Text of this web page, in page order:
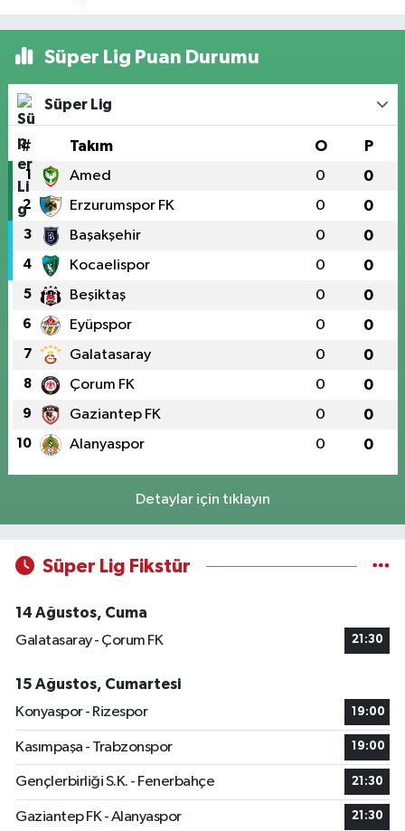
Süper Lig Puan Durumu
Süper Lig
# Takım O P
1 Amed 0 0
2 Erzurumspor FK 0 0
3 Başakşehir 0 0
4 Kocaelispor 0 0
5 Beşiktaş 0 0
6 Eyüpspor 0 0
7 Galatasaray 0 0
8 Çorum FK 0 0
9 Gaziantep FK 0 0
10 Alanyaspor 0 0
Detaylar için tıklayın
Süper Lig Fikstür
14 Ağustos, Cuma
Galatasaray - Çorum FK
21:30
15 Ağustos, Cumartesi
Konyaspor - Rizespor
19:00
Kasımpaşa - Trabzonspor 19:00
Gençlerbirliği S.K. - Fenerbahçe 21:30
Gaziantep FK - Alanyaspor 21:30